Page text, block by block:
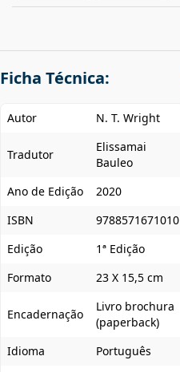
Ficha Técnica:
Autor N. T. Wright
Tradutor
Elissamai
Bauleo
Ano de Edição
2020
ISBN
9788571671010
Edição
1ª Edição
Formato
23 X 15,5 cm
Encadernação
Livro brochura
(paperback)
Idioma
Português